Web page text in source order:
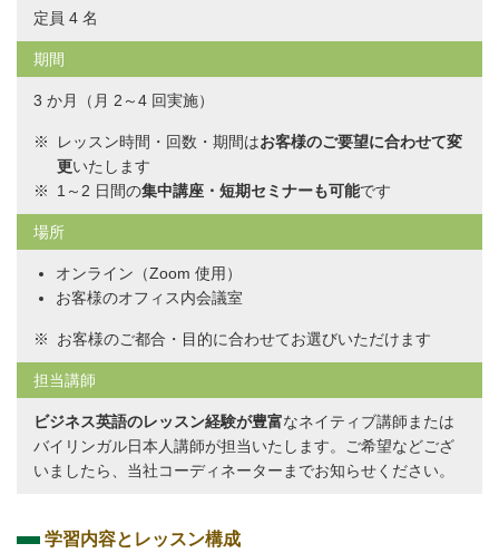
定員 4 名
期間
3 か月（月 2～4 回実施）
レッスン時間・回数・期間はお客様のご要望に合わせて変
更いたします
1～2 日間の集中講座・短期セミナーも可能です
場所
オンライン（Zoom 使用）
お客様のオフィス内会議室
お客様のご都合・目的に合わせてお選びいただけます
担当講師
ビジネス英語のレッスン経験が豊富なネイティブ講師または
バイリンガル日本人講師が担当いたします。ご希望などござ
いましたら、当社コーディネーターまでお知らせください。
学習内容とレッスン構成